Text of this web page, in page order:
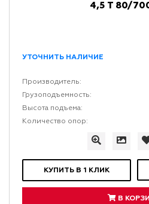
4,5 Т 80/
УТОЧНИТЬ НАЛИЧИЕ
Производитель:
Грузоподъемность:
Высота подъема:
Количество опор:
КУПИТЬ В 1 КЛИК
В